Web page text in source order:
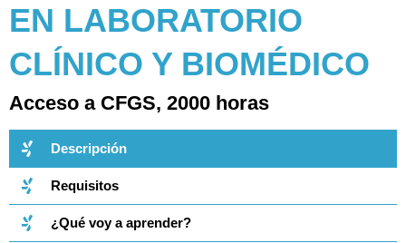
EN LABORATORIO
CLÍNICO Y BIOMÉDICO
Acceso a CFGS, 2000 horas
Descripción
Requisitos
¿Qué voy a aprender?